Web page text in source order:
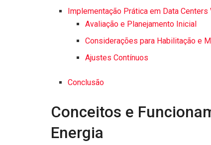
Implementação Prática em Data
Avaliação e Planejamento Inicial
Considerações para Habilitação e
Ajustes Contínuos
Conclusão
Conceitos e
Energia